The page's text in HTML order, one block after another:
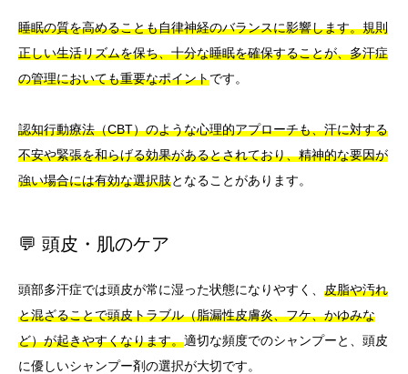
睡眠の質を高めることも自律神経のバランスに影響します。規則
正しい生活リズムを保ち、十分な睡眠を確保することが、多汗症
の管理においても重要なポイントです。
認知行動療法（CBT）のような心理的アプローチも、汗に対する
不安や緊張を和らげる効果があるとされており、精神的な要因が
強い場合には有効な選択肢となることがあります。
💬 頭皮・肌のケア
頭部多汗症では頭皮が常に湿った状態になりやすく、 皮脂や汚れ
と混ざることで頭皮トラブル（脂漏性皮膚炎、フケ、かゆみな
ど）が起きやすくなります。適切な頻度でのシャンプーと、頭皮
に優しいシャンプー剤の選択が大切です。